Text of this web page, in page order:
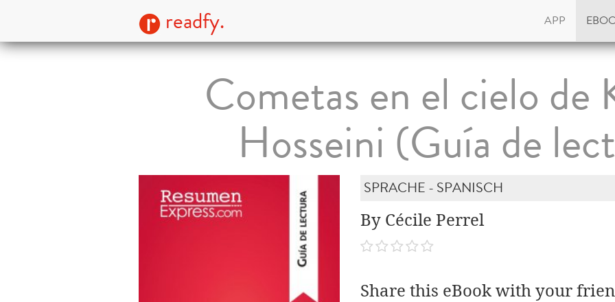
readfy. APP
Cometas en el cielo de
Hosseini (Guía de
SPRACHE - SPANISCH
By Cécile Perrel
Share this eBook with your